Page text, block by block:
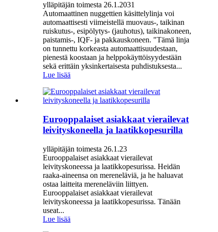
ylläpitäjän toimesta 26.1.2031
Automaattinen nuggettien käsittelylinja voi
automaattisesti viimeistellä muovaus-, taikinan
ruiskutus-, esipölytys- (jauhotus), taikinakoneen,
paistamis-, IQF- ja pakkauskoneen. "Tämä linja
on tunnettu korkeasta automaattisuudestaan,
pienestä koostaan ​​ja helppokäyttöisyydestään
sekä erittäin yksinkertaisesta puhdistuksesta...
Lue lisää
Eurooppalaiset asiakkaat vierailevat
leivityskoneella ja laatikkopesurilla
ylläpitäjän toimesta 26.1.23
Eurooppalaiset asiakkaat vierailevat
leivityskoneessa ja laatikkopesurissa. Heidän
raaka-aineensa on mereneläviä, ja he haluavat
ostaa laitteita mereneläviin liittyen.
Eurooppalaiset asiakkaat vierailevat
leivityskoneessa ja laatikkopesurissa. Tänään
useat...
Lue lisää